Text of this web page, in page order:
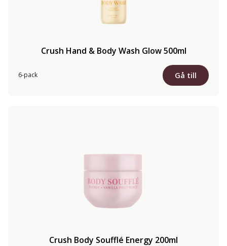
Crush Hand & Body Wash Glow 500ml
6-pack Gå till
Crush Body Soufflé Energy 200ml